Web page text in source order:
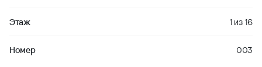
Этаж 1 из16
Номер 003